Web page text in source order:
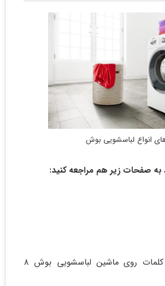
انواع لباسشویی بوش
به صفحات زیر هم مراجعه کنید:
بعد از دانستن معنی کلمات روی ماشین لباسشویی بوش 8